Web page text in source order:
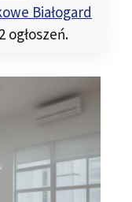
Białogard
ogłoszeń.